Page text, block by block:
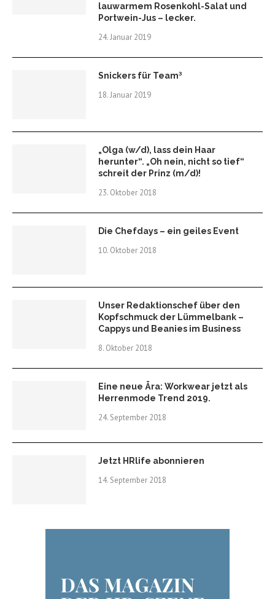
lauwarmem Rosenkohl-Salat und
Portwein-Jus – lecker.
24. Januar 2019
Snickers für Team³
18. Januar 2019
„Olga (w/d), lass dein Haar
herunter“. „Oh nein, nicht so tief“
schreit der Prinz (m/d)!
23. Oktober 2018
Die Chefdays – ein geiles Event
10. Oktober 2018
Unser Redaktionschef über den
Kopfschmuck der Lümmelbank –
Cappys und Beanies im Business
8. Oktober 2018
Eine neue Ära: Workwear jetzt als
Herrenmode Trend 2019.
24. September 2018
Jetzt HRlife abonnieren
14. September 2018